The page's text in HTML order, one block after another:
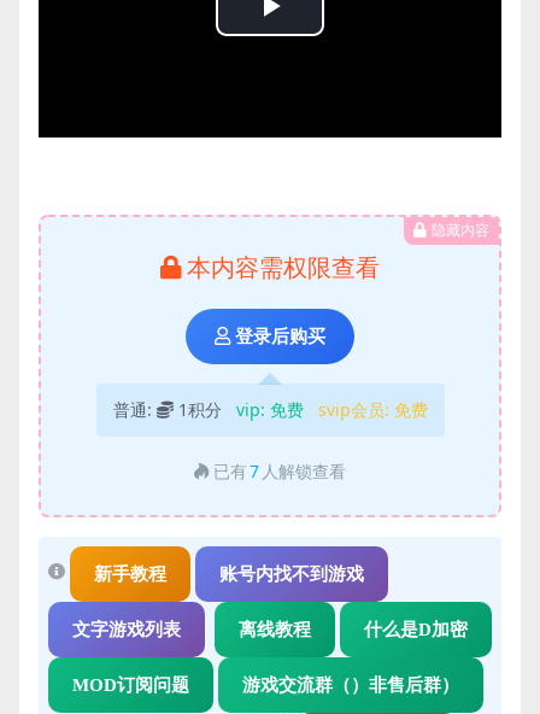
Play
隐藏内容
本内容需权限查看
登录后购买
普通: 1积分 vip: 免费 svip会员: 免费
已有7 人解锁查看
新手教程 账号内找不到游戏
文字游戏列表 离线教程 什么是D加密
MOD订阅问题 游戏交流群（）非售后群）